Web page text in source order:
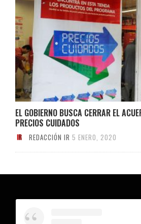
EL GOBIERNO BUSCA CERRAR EL
PRECIOS CUIDADOS
REDACCIÓN IR 5 ENERO, 2020